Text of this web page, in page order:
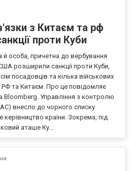
з Китаєм та рф
проти Куби
й особа, причетна до вербування
розширили санкції проти Куби,
посадовців та кілька військових
РФ та Китаєм. Про це повідомляє
Bloomberg. Управління з контролю
внесло до чорного списку
керівництво країни. Зокрема, під
аташе Ку...